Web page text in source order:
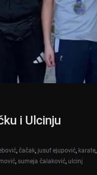
i Ulcinju
, čačak, jusuf ejupović, karate,
, sumeja čalaković, ulcinj